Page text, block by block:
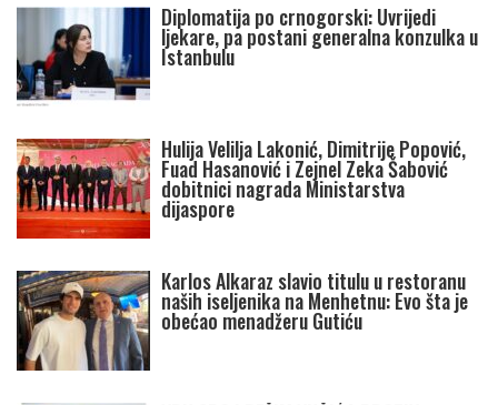
Diplomatija po crnogorski: Uvrijedi
ljekare, pa postani generalna konzulka u
Istanbulu
Hulija Velilja Lakonić, Dimitrije Popović,
Fuad Hasanović i Zejnel Zeka Šabović
dobitnici nagrada Ministarstva
dijaspore
Karlos Alkaraz slavio titulu u restoranu
naših iseljenika na Menhetnu: Evo šta je
obećao menadžeru Gutiću